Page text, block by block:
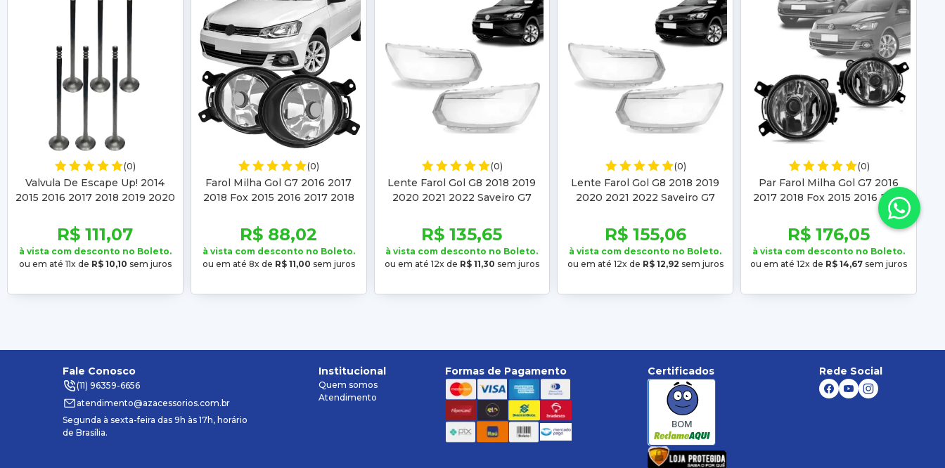
(0)
Valvula De Escape Up! 2014
2015 2016 2017 2018 2019 2020
2020 2021
R$ 111,07
à vista com desconto no Boleto.
ou em até 11x de R$ 10,10 sem juros
(0)
Farol Milha Gol G7 2016 2017
2018 Fox 2015 2016 2017 2018
R$ 88,02
à vista com desconto no Boleto.
ou em até 8x de R$ 11,00 sem juros
(0)
Lente Farol Gol G8 2018 2019
2020 2021 2022 Saveiro G7
2022
R$ 135,65
à vista com desconto no Boleto.
ou em até 12x de R$ 11,30 sem juros
(0)
Lente Farol Gol G8 2018 2019
2020 2021 2022 Saveiro G7
2022
R$ 155,06
à vista com desconto no Boleto.
ou em até 12x de R$ 12,92 sem juros
(0)
Par Farol Milha Gol G7 2016
2017 2018 Fox 2015 2016 2017
2018 2019 2020 2021 2022
R$ 176,05
à vista com desconto no Boleto.
ou em até 12x de R$ 14,67 sem juros
Fale Conosco
(11) 96359-6656
atendimento@azacessorios.com.br
Segunda à sexta-feira das 9h às 17h, horário
de Brasília.
Institucional
Quem somos
Atendimento
Formas de Pagamento Certificados
BOM
Rede Social